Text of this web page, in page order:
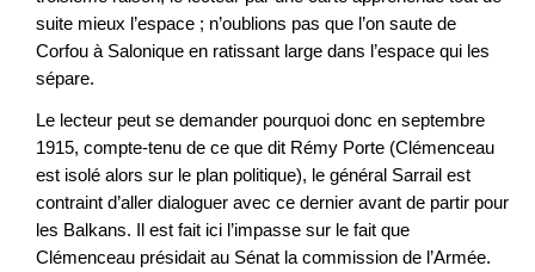
suite mieux l’espace ; n’oublions pas que l’on saute de
Corfou à Salonique en ratissant large dans l’espace qui les
sépare.
Le lecteur peut se demander pourquoi donc en septembre
1915, compte-tenu de ce que dit Rémy Porte (Clémenceau
est isolé alors sur le plan politique), le général Sarrail est
contraint d’aller dialoguer avec ce dernier avant de partir pour
les Balkans. Il est fait ici l’impasse sur le fait que
Clémenceau présidait au Sénat la commission de l’Armée.